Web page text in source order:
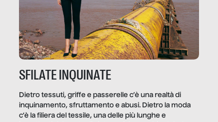
SFILATE INQUINATE
Dietro tessuti, griffe e passerelle c’è una realtà di
inquinamento, sfruttamento e abusi. Dietro la moda
c’è la filiera del tessile, una delle più lunghe e